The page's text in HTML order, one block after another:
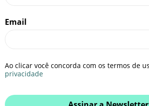
Email
Ao clicar você concorda com os termos de
privacidade